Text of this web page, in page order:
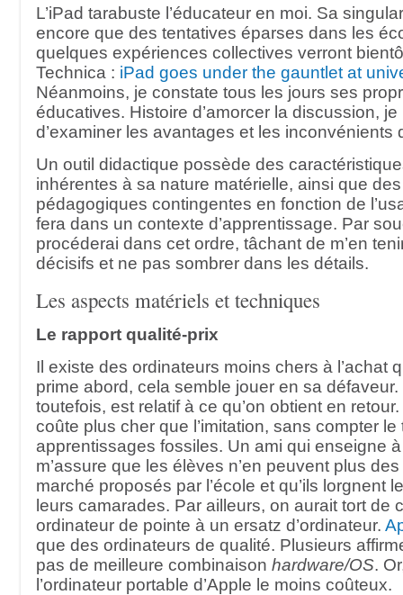
L’iPad tarabuste l’éducateur en moi. Sa
encore que des tentatives éparses dans les
quelques expériences collectives verront
Technica : iPad goes under the gauntlet at
Néanmoins, je constate tous les jours ses
éducatives. Histoire d’amorcer la discussion,
d’examiner les avantages et les inconvénients
Un outil didactique possède des
inhérentes à sa nature matérielle, ainsi que
pédagogiques contingentes en fonction de
fera dans un contexte d’apprentissage. Par
procéderai dans cet ordre, tâchant de m’en
décisifs et ne pas sombrer dans les détails.
Les aspects matériels et techniques
Le rapport qualité-prix
Il existe des ordinateurs moins chers à l’achat
prime abord, cela semble jouer en sa défaveur.
toutefois, est relatif à ce qu’on obtient en retour.
coûte plus cher que l’imitation, sans compter le
apprentissages fossiles. Un ami qui enseigne
m’assure que les élèves n’en peuvent plus
marché proposés par l’école et qu’ils lorgnent
leurs camarades. Par ailleurs, on aurait tort de
ordinateur de pointe à un ersatz d’ordinateur.
que des ordinateurs de qualité. Plusieurs
pas de meilleure combinaison hardware/OS.
l’ordinateur portable d’Apple le moins coûteux.